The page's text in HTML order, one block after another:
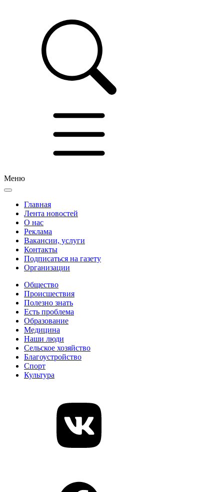
Меню
Главная
Лента новостей
О нас
Реклама
Вакансии, услуги
Контакты
Подписаться на газету
Организации
Общество
Происшествия
Полезно знать
Есть проблема
Образование
Медицина
Наши люди
Сельское хозяйство
Благоустройство
Спорт
Культура